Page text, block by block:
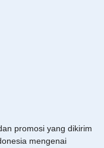
promosi yang dikirim
mengenai